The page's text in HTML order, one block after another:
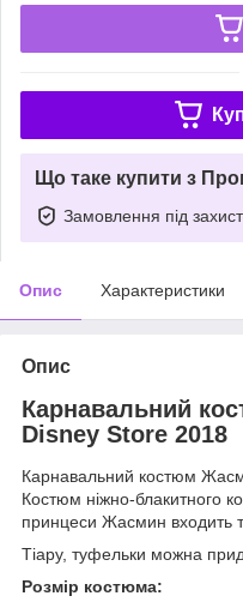
Що таке купити з
Замовлення під
Опис Характеристики
Опис
Карнавальний
Disney Store 2018
Карнавальний костюм
Костюм ніжно-блакитного
принцеси Жасмин входить
Тіару, туфельки можна
Розмір костюма: